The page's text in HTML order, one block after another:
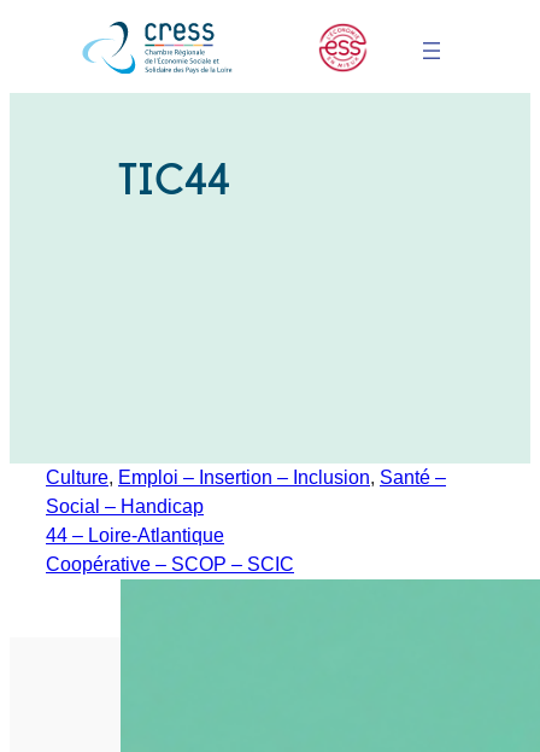
TIC44
Culture, Emploi – Insertion – Inclusion, Santé –
Social – Handicap
44 – Loire-Atlantique
Coopérative – SCOP – SCIC